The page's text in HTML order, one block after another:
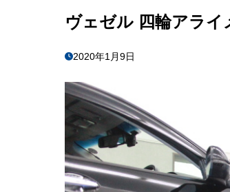
ヴェゼル 四輪アライ
2020年1月9日